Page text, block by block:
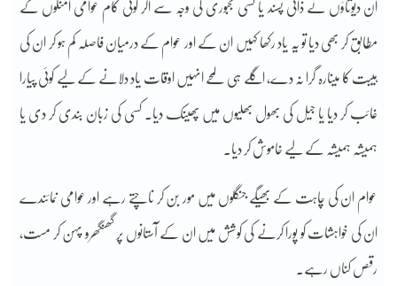
ان دیوتاؤں نے ذاتی پسند یا کسی مجبوری کی وجہ سے اگر کوئی کام عوامی امنگوں کے
مطابق کر بھی دیا تو یہ یاد رکھا کہیں ان کے اور عوام کے درمیان فاصلہ کم ہو کر ان کی
ہیبت کا مینارہ گرا نہ دے، اگلے ہی لمحے انہیں اوقات یاد دلانے کے لیے کوئی پیارا
غائب کر دیا یا جیل کی بھول بھلیوں میں پھینک دیا۔ کسی کی زبان بندی کر دی یا
ہمیشہ ہمیشہ کے لیے خاموش کر دیا۔
عوام ان کی چاہت کے بھیگے جنگلوں میں مور بن کر ناچتے رہے اور عوامی نمائندے
ان کی خواہشات کو پورا کرنے کی کوشش میں ان کے آستانوں پر گھنگھرو پہن کر مست،
رقص کناں رہے۔